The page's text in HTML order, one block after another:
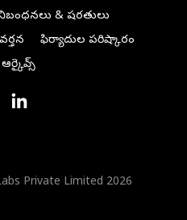
& షరతులు
ఫిర్యాదుల పరిష్కారం
Private Limited 2026